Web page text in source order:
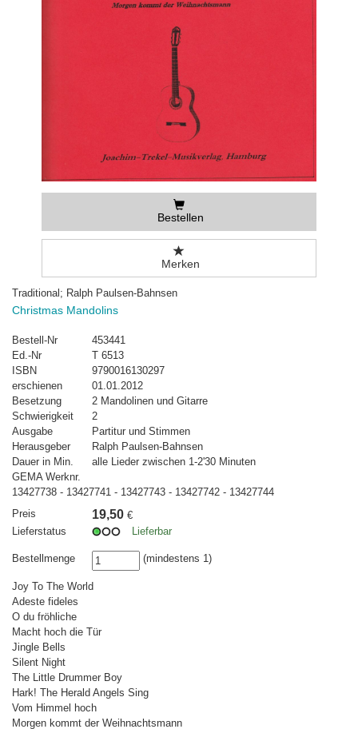
Bestellen
Merken
Traditional; Ralph Paulsen-Bahnsen
Christmas Mandolins
Bestell-Nr
453441
Ed.-Nr
T 6513
ISBN
9790016130297
erschienen
01.01.2012
Besetzung
2 Mandolinen und Gitarre
Schwierigkeit
2
Ausgabe
Partitur und Stimmen
Herausgeber
Ralph Paulsen-Bahnsen
Dauer in Min.
alle Lieder zwischen 1-2'30 Minuten
GEMA Werknr.
13427738 - 13427741 - 13427743 - 13427742 - 13427744
Preis
19,50 €
Lieferstatus
Lieferbar
Bestellmenge (mindestens 1)
Joy To The World
Adeste fideles
O du fröhliche
Macht hoch die Tür
Jingle Bells
Silent Night
The Little Drummer Boy
Hark! The Herald Angels Sing
Vom Himmel hoch
Morgen kommt der Weihnachtsmann